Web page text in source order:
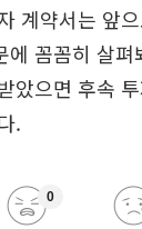
계약서는 앞
에 꼼꼼히 살
았으면 후속
.
0